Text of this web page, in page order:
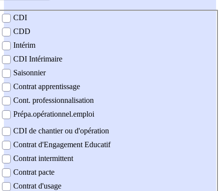
contrat
CDI
CDD
Intérim
CDI Intérimaire
Saisonnier
Contrat apprentissage
Cont. professionnalisation
Prépa.opérationnel.emploi
CDI de chantier ou d'opération
Contrat d'Engagement Educatif
Contrat intermittent
Contrat pacte
Contrat d'usage